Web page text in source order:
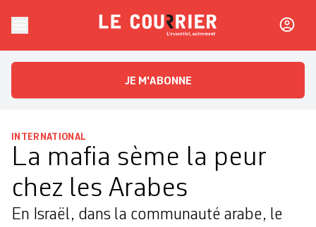
Le CourrierL'essentiel, autrement
JE M'ABONNE
INTERNATIONAL
La mafia sème la peur
chez les Arabes
En Israël, dans la communauté arabe, le